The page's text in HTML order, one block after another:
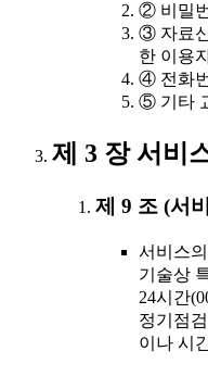
② 비밀
③ 자료
한 이용
④ 전화
⑤ 기타
제 3 장 서비
제 9 조 (서
서비스
기술상
24시간
정기점
이나 시